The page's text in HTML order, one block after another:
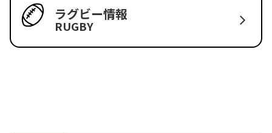
ラグビー情報
RUGBY